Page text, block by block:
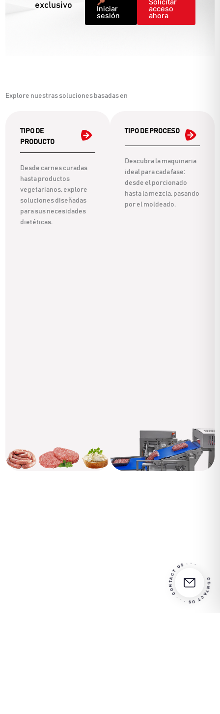
exclusivo
Iniciar
sesión
Solicitar
acceso
ahora
Explore nuestras soluciones basadas en
TIPO DE
PRODUCTO
Desde carnes curadas
hasta productos
vegetarianos, explore
soluciones diseñadas
para sus necesidades
dietéticas.
TIPO DE PROCESO
Descubra la maquinaria
ideal para cada fase:
desde el porcionado
hasta la mezcla, pasando
por el moldeado.
CONTACT US · · · CONTACT US · · ·